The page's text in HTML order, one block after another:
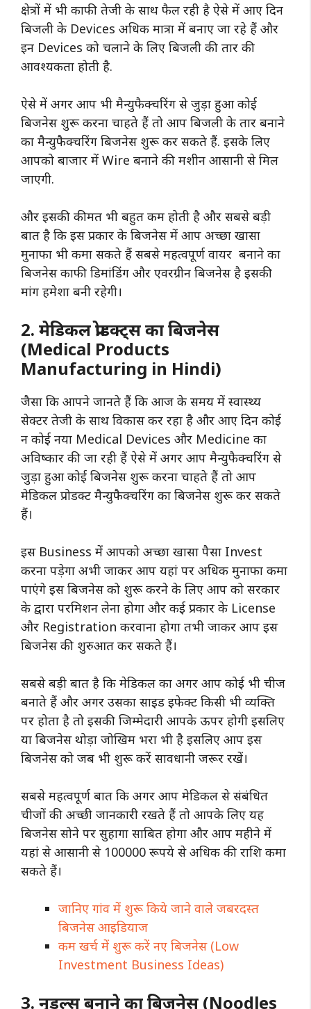
क्षेत्रों में भी काफी तेजी के साथ फैल रही है ऐसे में आए दिन
बिजली के Devices अधिक मात्रा में बनाए जा रहे हैं और
इन Devices को चलाने के लिए बिजली की तार की
आवश्यकता होती है.
ऐसे में अगर आप भी मैन्युफैक्चरिंग से जुड़ा हुआ कोई
बिजनेस शुरू करना चाहते हैं तो आप बिजली के तार बनाने
का मैन्युफैक्चरिंग बिजनेस शुरू कर सकते हैं. इसके लिए
आपको बाजार में Wire बनाने की मशीन आसानी से मिल
जाएगी.
और इसकी कीमत भी बहुत कम होती है और सबसे बड़ी
बात है कि इस प्रकार के बिजनेस में आप अच्छा खासा
मुनाफा भी कमा सकते हैं सबसे महत्वपूर्ण वायर बनाने का
बिजनेस काफी डिमांडिंग और एवरग्रीन बिजनेस है इसकी
मांग हमेशा बनी रहेगी।
2. मेडिकल प्रोडक्ट्स का बिजनेस
(Medical Products
Manufacturing in Hindi)
जैसा कि आपने जानते हैं कि आज के समय में स्वास्थ्य
सेक्टर तेजी के साथ विकास कर रहा है और आए दिन कोई
न कोई नया Medical Devices और Medicine का
अविष्कार की जा रही हैं ऐसे में अगर आप मैन्युफैक्चरिंग से
जुड़ा हुआ कोई बिजनेस शुरू करना चाहते हैं तो आप
मेडिकल प्रोडक्ट मैन्युफैक्चरिंग का बिजनेस शुरू कर सकते
हैं।
इस Business में आपको अच्छा खासा पैसा Invest
करना पड़ेगा अभी जाकर आप यहां पर अधिक मुनाफा कमा
पाएंगे इस बिजनेस को शुरू करने के लिए आप को सरकार
के द्वारा परमिशन लेना होगा और कई प्रकार के License
और Registration करवाना होगा तभी जाकर आप इस
बिजनेस की शुरुआत कर सकते हैं।
सबसे बड़ी बात है कि मेडिकल का अगर आप कोई भी चीज
बनाते हैं और अगर उसका साइड इफेक्ट किसी भी व्यक्ति
पर होता है तो इसकी जिम्मेदारी आपके ऊपर होगी इसलिए
या बिजनेस थोड़ा जोखिम भरा भी है इसलिए आप इस
बिजनेस को जब भी शुरू करें सावधानी जरूर रखें।
सबसे महत्वपूर्ण बात कि अगर आप मेडिकल से संबंधित
चीजों की अच्छी जानकारी रखते हैं तो आपके लिए यह
बिजनेस सोने पर सुहागा साबित होगा और आप महीने में
यहां से आसानी से 100000 रूपये से अधिक की राशि कमा
सकते हैं।
जानिए गांव में शुरू किये जाने वाले जबरदस्त
बिजनेस आइडियाज
कम खर्च में शुरू करें नए बिजनेस (Low
Investment Business Ideas)
3. नूडल्स बनाने का बिजनेस (Noodles